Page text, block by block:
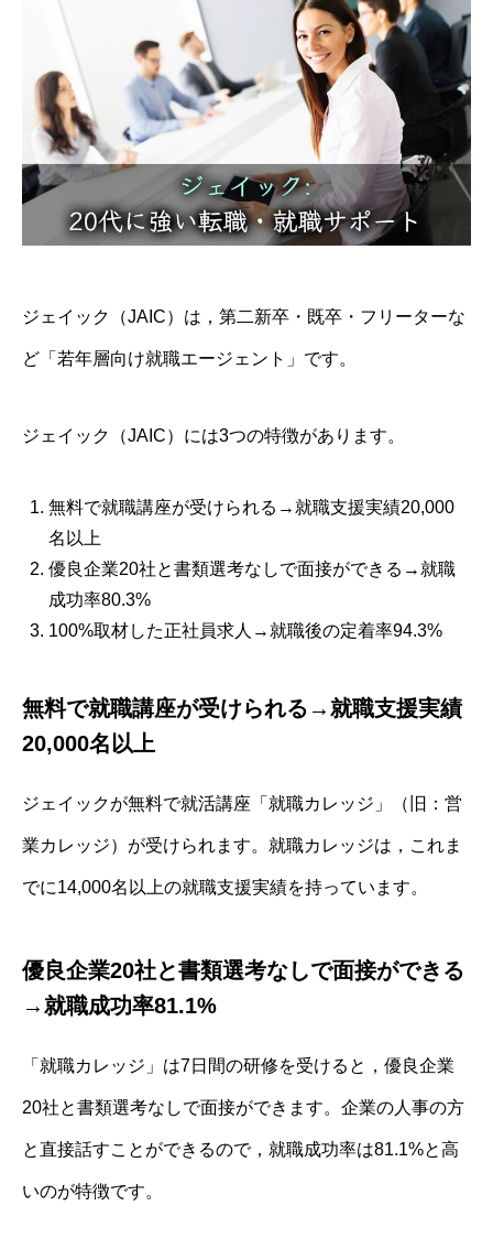
ジェイック（JAIC）は，第二新卒・既卒・フリーターな
ど「若年層向け就職エージェント」です。
ジェイック（JAIC）には3つの特徴があります。
無料で就職講座が受けられる→就職支援実績20,000
名以上
優良企業20社と書類選考なしで面接ができる→就職
成功率80.3%
100%取材した正社員求人→就職後の定着率94.3%
無料で就職講座が受けられる→就職支援実績
20,000名以上
ジェイックが無料で就活講座「就職カレッジ」（旧：営
業カレッジ）が受けられます。就職カレッジは，これま
でに14,000名以上の就職支援実績を持っています。
優良企業20社と書類選考なしで面接ができる
→就職成功率81.1%
「就職カレッジ」は7日間の研修を受けると，優良企業
20社と書類選考なしで面接ができます。企業の人事の方
と直接話すことができるので，就職成功率は81.1%と高
いのが特徴です。